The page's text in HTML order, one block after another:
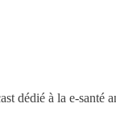
dédié à la e-santé